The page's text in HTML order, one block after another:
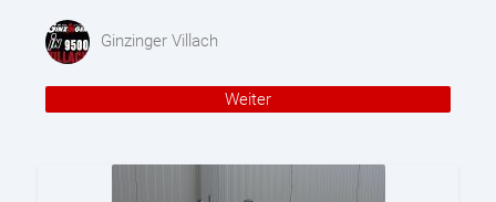
Ginzinger Villach
Weiter